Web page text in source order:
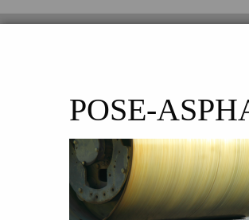
POSE-